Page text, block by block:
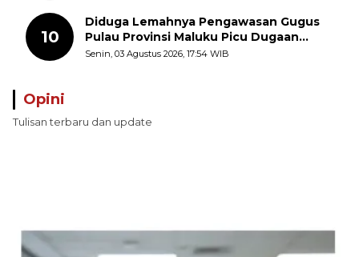
10
Diduga Lemahnya Pengawasan Gugus
Pulau Provinsi Maluku Picu Dugaan
Pungli terhadap Nelayan Bale-Bale di
Senin, 03 Agustus 2026, 17:54 WIB
Opini
Tulisan terbaru dan update